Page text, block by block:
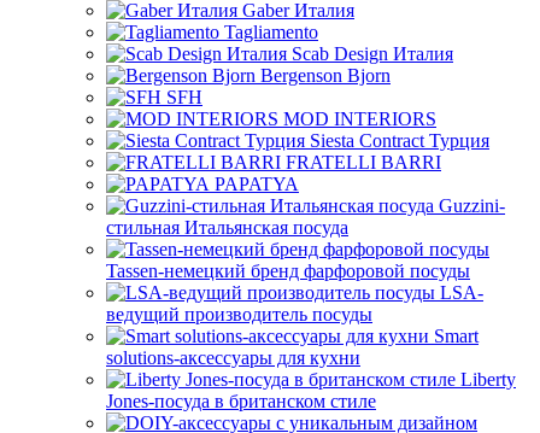
Gaber Италия
Tagliamento
Scab Design Италия
Bergenson Bjorn
SFH
MOD INTERIORS
Siesta Contract Турция
FRATELLI BARRI
PAPATYA
Guzzini-
стильная Итальянская посуда
Tassen-немецкий бренд фарфоровой посуды
LSA-
ведущий производитель посуды
Smart
solutions-аксессуары для кухни
Liberty
Jones-посуда в британском стиле